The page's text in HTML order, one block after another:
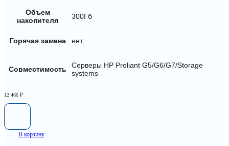
Объем
накопителя
300Гб
Горячая замена нет
Совместимость
Серверы HP Proliant G5/G6/G7/Storage
systems
12 466 ₽
В корзину